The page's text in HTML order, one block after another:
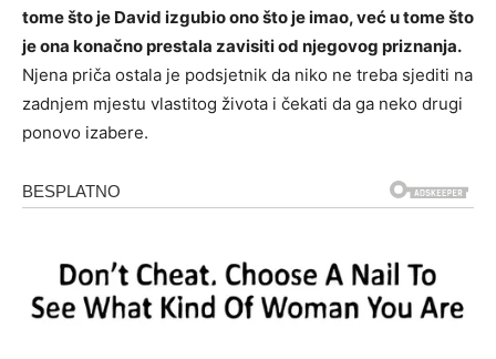
tome što je David izgubio ono što je imao, već u tome što
je ona konačno prestala zavisiti od njegovog priznanja.
Njena priča ostala je podsjetnik da niko ne treba sjediti na
zadnjem mjestu vlastitog života i čekati da ga neko drugi
ponovo izabere.